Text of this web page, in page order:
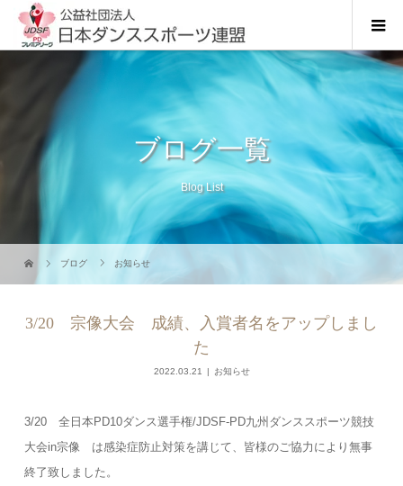
ブログ一覧
Blog List
ブログ お知らせ
3/20 宗像大会 成績、入賞者名をアップしまし
た
2022.03.21 お知らせ
3/20 全日本PD10ダンス選手権/JDSF-PD九州ダンススポーツ競技
大会in宗像 は感染症防止対策を講じて、皆様のご協力により無事
終了致しました。